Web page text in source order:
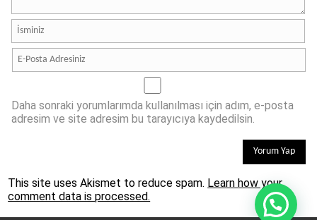
Daha sonraki yorumlarımda kullanılması için adım, e-posta
adresim ve site adresim bu tarayıcıya kaydedilsin.
This site uses Akismet to reduce spam. Learn how your
comment data is processed.